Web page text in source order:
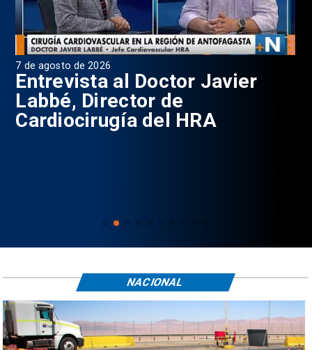
7 de agosto de 2026
Entrevista al Doctor Javier
Labbé, Director de
Cardiocirugía del HRA
NACIONAL